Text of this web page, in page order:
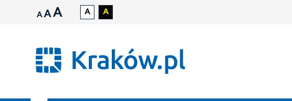
A A A A A